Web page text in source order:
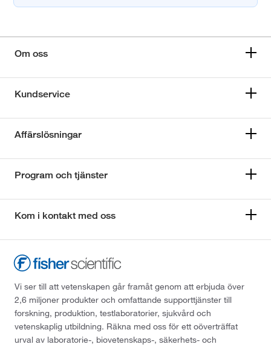
Om oss
Kundservice
Affärslösningar
Program och tjänster
Kom i kontakt med oss
Vi ser till att vetenskapen går framåt genom att erbjuda över
2,6 miljoner produkter och omfattande supporttjänster till
forskning, produktion, testlaboratorier, sjukvård och
vetenskaplig utbildning. Räkna med oss för ett oöverträffat
urval av laboratorie-, biovetenskaps-, säkerhets- och